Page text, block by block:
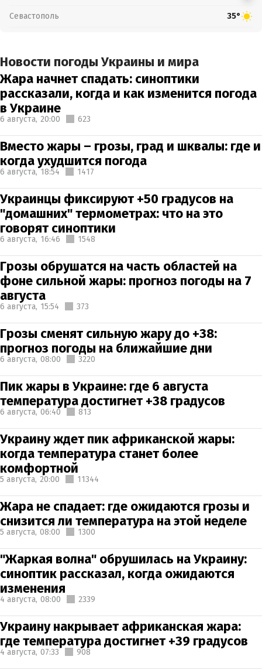
Севастополь 35°
Новости погоды Украины и мира
Жара начнет спадать: синоптики
рассказали, когда и как изменится погода
в Украине
6 августа, 20:00 623
Вместо жары – грозы, град и шквалы: где и
когда ухудшится погода
6 августа, 18:54 1417
Украинцы фиксируют +50 градусов на
"домашних" термометрах: что на это
говорят синоптики
6 августа, 16:46 1548
Грозы обрушатся на часть областей на
фоне сильной жары: прогноз погоды на 7
августа
6 августа, 15:54 373
Грозы сменят сильную жару до +38:
прогноз погоды на ближайшие дни
6 августа, 08:00 3220
Пик жары в Украине: где 6 августа
температура достигнет +38 градусов
6 августа, 06:40 813
Украину ждет пик африканской жары:
когда температура станет более
комфортной
5 августа, 20:00 11344
Жара не спадает: где ожидаются грозы и
снизится ли температура на этой неделе
5 августа, 08:00 1300
"Жаркая волна" обрушилась на Украину:
синоптик рассказал, когда ожидаются
изменения
4 августа, 08:00 2339
Украину накрывает африканская жара:
где температура достигнет +39 градусов
4 августа, 07:33 908